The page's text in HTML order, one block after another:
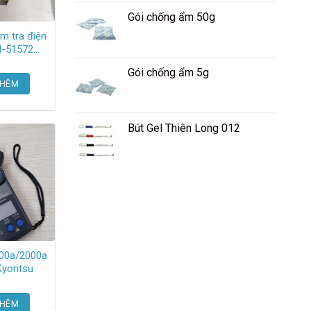
tra điện
2000a
Gói chống ẩm 50g
Gói chống ẩm 5g
Bút Gel Thiên Long 012